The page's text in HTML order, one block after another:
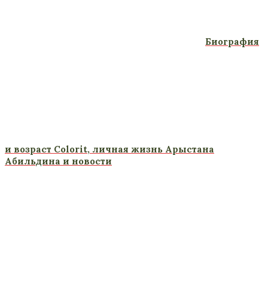
Биография
и возраст Colorit, личная жизнь Арыстана
Абильдина и новости